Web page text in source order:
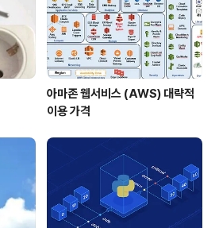
아마존 웹서비스 (AWS) 대략적
이용 가격